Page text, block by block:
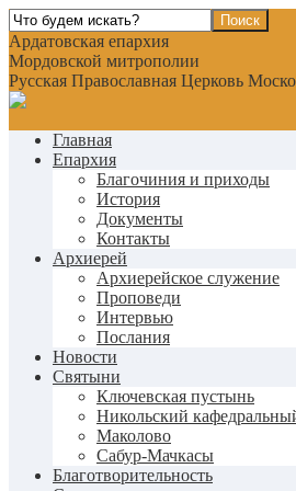
Ардатовская епархия
Мордовской митрополии
Русская Православная Церковь
Главная
Епархия
Благочиния и приходы
История
Документы
Контакты
Архиерей
Архиерейское служение
Проповеди
Интервью
Послания
Новости
Святыни
Ключевская пустынь
Никольский
Маколово
Сабур-Мачкасы
Благотворительность